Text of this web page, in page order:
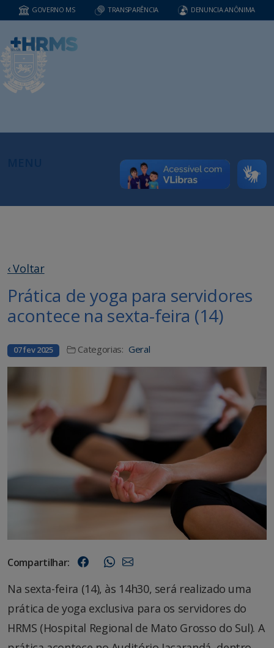
GOVERNO MS TRANSPARÊNCIA DENUNCIA ANÔNIMA
‹ Voltar
Prática de yoga para servidores
acontece na sexta-feira (14)
07 fev 2025 Categorias: Geral
Compartilhar:
Na sexta-feira (14), às 14h30, será realizado uma
prática de yoga exclusiva para os servidores do
HRMS (Hospital Regional de Mato Grosso do Sul). A